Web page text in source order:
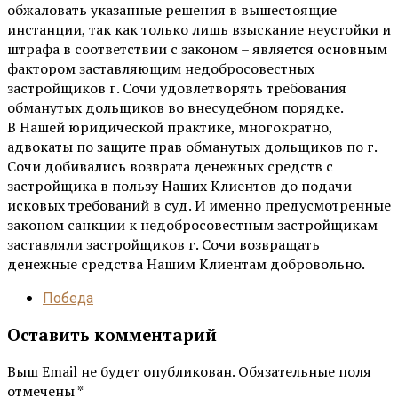
обжаловать указанные решения в вышестоящие
инстанции, так как только лишь взыскание неустойки и
штрафа в соответствии с законом – является основным
фактором заставляющим недобросовестных
застройщиков г. Сочи удовлетворять требования
обманутых дольщиков во внесудебном порядке.
В Нашей юридической практике, многократно,
адвокаты по защите прав обманутых дольщиков по г.
Сочи добивались возврата денежных средств с
застройщика в пользу Наших Клиентов до подачи
исковых требований в суд. И именно предусмотренные
законом санкции к недобросовестным застройщикам
заставляли застройщиков г. Сочи возвращать
денежные средства Нашим Клиентам добровольно.
Победа
Оставить комментарий
Выш Email не будет опубликован. Обязательные поля
отмечены *